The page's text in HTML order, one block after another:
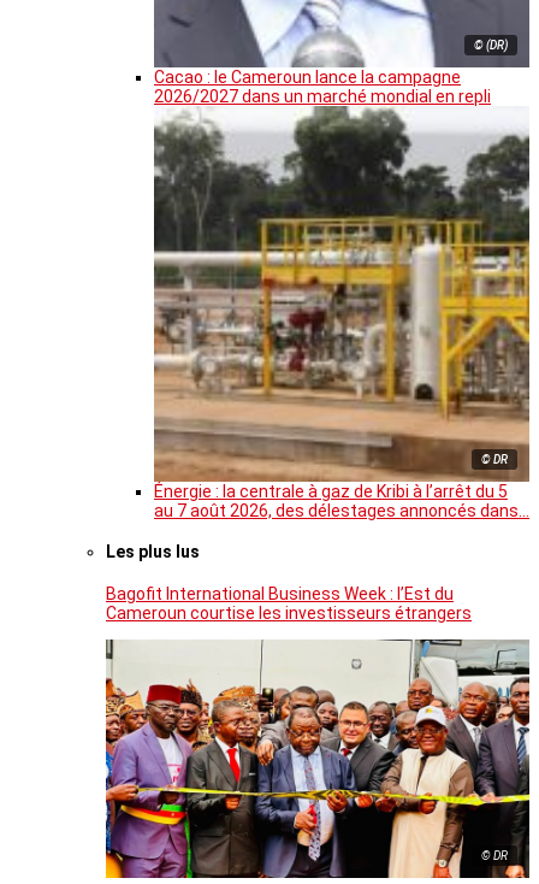
© (DR)
Cacao : le Cameroun lance la campagne
2026/2027 dans un marché mondial en repli
© DR
Énergie : la centrale à gaz de Kribi à l’arrêt du 5
au 7 août 2026, des délestages annoncés dans…
Les plus lus
Bagofit International Business Week : l’Est du
Cameroun courtise les investisseurs étrangers
© DR